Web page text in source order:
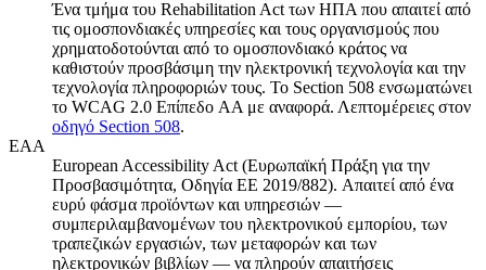
Ένα τμήμα του Rehabilitation Act των ΗΠΑ που απαιτεί από
τις ομοσπονδιακές υπηρεσίες και τους οργανισμούς που
χρηματοδοτούνται από το ομοσπονδιακό κράτος να
καθιστούν προσβάσιμη την ηλεκτρονική τεχνολογία και την
τεχνολογία πληροφοριών τους. Το Section 508 ενσωματώνει
το WCAG 2.0 Επίπεδο AA με αναφορά. Λεπτομέρειες στον
οδηγό Section 508.
EAA
European Accessibility Act (Ευρωπαϊκή Πράξη για την
Προσβασιμότητα, Οδηγία ΕΕ 2019/882). Απαιτεί από ένα
ευρύ φάσμα προϊόντων και υπηρεσιών —
συμπεριλαμβανομένων του ηλεκτρονικού εμπορίου, των
τραπεζικών εργασιών, των μεταφορών και των
ηλεκτρονικών βιβλίων — να πληρούν απαιτήσεις